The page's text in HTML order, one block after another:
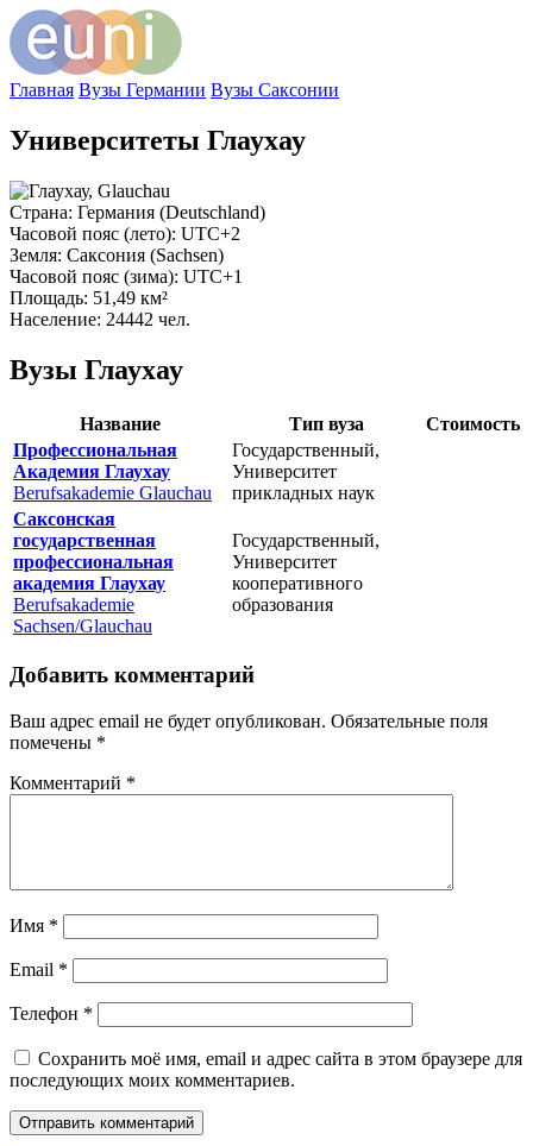
Главная Вузы Германии Вузы Саксонии
Университеты Глаухау
Страна: Германия (Deutschland)
Часовой пояс (лето): UTC+2
Земля: Саксония (Sachsen)
Часовой пояс (зима): UTC+1
Площадь: 51,49 км²
Население: 24442 чел.
Вузы Глаухау
Название Тип вуза
Стоимость
Профессиональная
Академия Глаухау
Berufsakademie Glauchau
Государственный,
Университет
прикладных наук
Саксонская
государственная
профессиональная
академия Глаухау
Berufsakademie
Sachsen/Glauchau
Государственный,
Университет
кооперативного
образования
Добавить комментарий
Ваш адрес email не будет опубликован. Обязательные поля
помечены *
Комментарий *
Имя *
Email *
Телефон *
Сохранить моё имя, email и адрес сайта в этом браузере для
последующих моих комментариев.